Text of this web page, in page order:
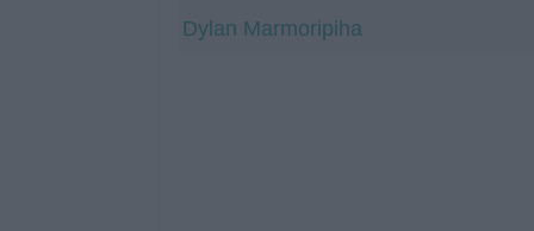
Dylan Marmoripiha